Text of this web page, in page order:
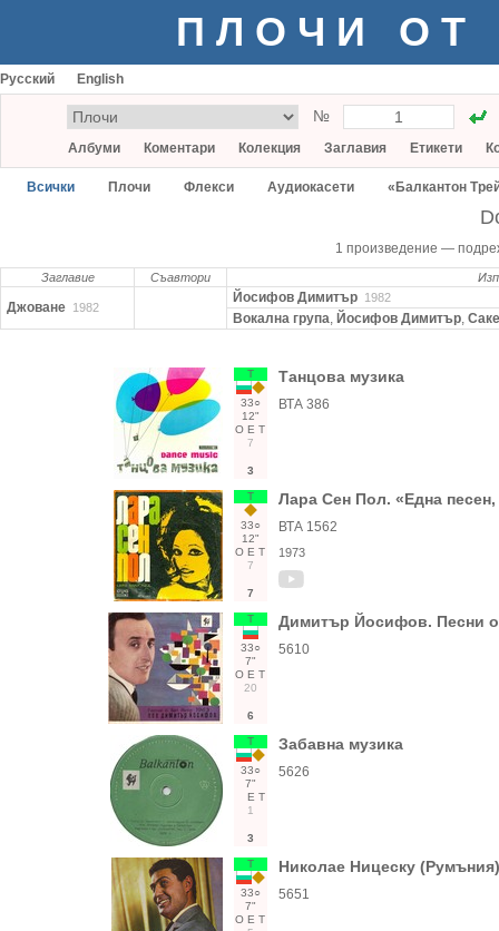
ПЛОЧИ ОТ
Русский English
№
Албуми Коментари Колекция Заглавия Етикети
Всички Плочи Флекси Аудиокасети «Балкантон
1 произведение —
Заглавие Съавтори
Джоване 1982
Йосифов Димитър 1982
Вокална група, Йосифов Димитър,
Т
33○
12"
О Е Т
7
3
Танцова музика
ВТА 386
Т
33○
12"
О Е Т
7
7
Лара Сен Пол. «Една
ВТА 1562
1973
Т
33○
7"
О Е Т
20
6
Димитър Йосифов. Песни
5610
Т
33○
7"
Е Т
1
3
Забавна музика
5626
Т
33○
7"
О Е Т
Николае Ницеску
5651